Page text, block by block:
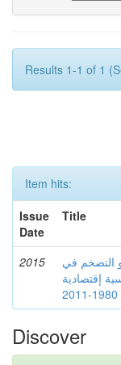
Results 1-1 of 1
Item hits:
Issue
Date
Title
2015
و التضخم في
إقتصادية
1980-2011
Discover